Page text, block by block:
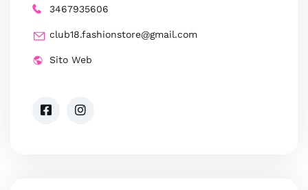
3467935606
club18.fashionstore@gmail.com
Sito Web